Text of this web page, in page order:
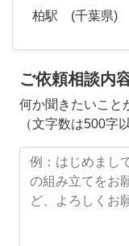
柏駅 (千葉県)
ご依頼相談内
何か聞きたいこと
（文字数は500字